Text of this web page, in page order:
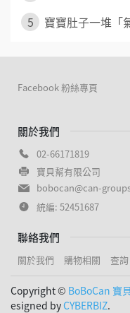
5
寶寶肚子一堆「
關於我們
02-66171819
寶貝幫有限公司
bobocan@can-
統編: 52451687
聯絡我們
關於我們 購物相關 查詢
Facebook 粉絲專頁
Copyright © BoBoCan 寶
esigned byCYBERBIZ.